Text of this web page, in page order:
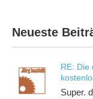
Neueste
RE: Die
Super.